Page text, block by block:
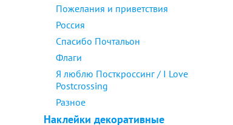
Пожелания и приветствия
Россия
Спасибо Почтальон
Флаги
Я люблю Посткроссинг / I Love
Postcrossing
Разное
Наклейки декоративные